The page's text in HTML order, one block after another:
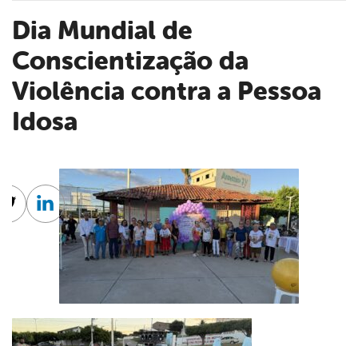
Dia Mundial de
Conscientização da
Violência contra a Pessoa
Idosa
Twitter
Linkedin